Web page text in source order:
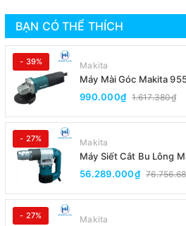
BẠN CÓ THỂ THÍCH
- 39% Makita
Máy Mài Góc Makita
Đuôi)
990.000₫ 1.617.380₫
- 27% Makita
Máy Siết Cắt Bu Lông
56.289.000₫
- 27% Makita